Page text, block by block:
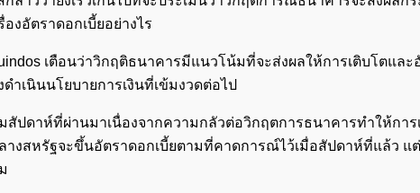
งอัตราดอกเบี้ยอย่างไร
เตือนว่าวิกฤติธนาคารมีแนวโน้มที่จะส่งผลให้การเติบโตและ
ำเนินนโยบายการเงินที่เข้มงวดต่อไป
ปดาห์ที่ผ่านมาเนื่องจากความกลัวต่อวิกฤตการธนาคารทำให้กา
งสหรัฐจะขึ้นอัตราดอกเบี้ยตามที่คาดการณ์ไว้เมื่อสัปดาห์ที่แล้ว แ